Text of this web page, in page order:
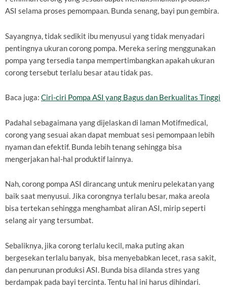
ASI selama proses pemompaan. Bunda senang, bayi pun gembira.
Sayangnya, tidak sedikit ibu menyusui yang tidak menyadari
pentingnya ukuran corong pompa. Mereka sering menggunakan
pompa yang tersedia tanpa mempertimbangkan apakah ukuran
corong tersebut terlalu besar atau tidak pas.
Baca juga: Ciri-ciri Pompa ASI yang Bagus dan Berkualitas Tinggi
Padahal sebagaimana yang dijelaskan di laman Motifmedical,
corong yang sesuai akan dapat membuat sesi pemompaan lebih
nyaman dan efektif. Bunda lebih tenang sehingga bisa
mengerjakan hal-hal produktif lainnya.
Nah, corong pompa ASI dirancang untuk meniru pelekatan yang
baik saat menyusui. Jika corongnya terlalu besar, maka areola
bisa tertekan sehingga menghambat aliran ASI, mirip seperti
selang air yang tersumbat.
Sebaliknya, jika corong terlalu kecil, maka puting akan
bergesekan terlalu banyak, bisa menyebabkan lecet, rasa sakit,
dan penurunan produksi ASI. Bunda bisa dilanda stres yang
berdampak pada bayi tercinta. Tentu hal ini harus dihindari.